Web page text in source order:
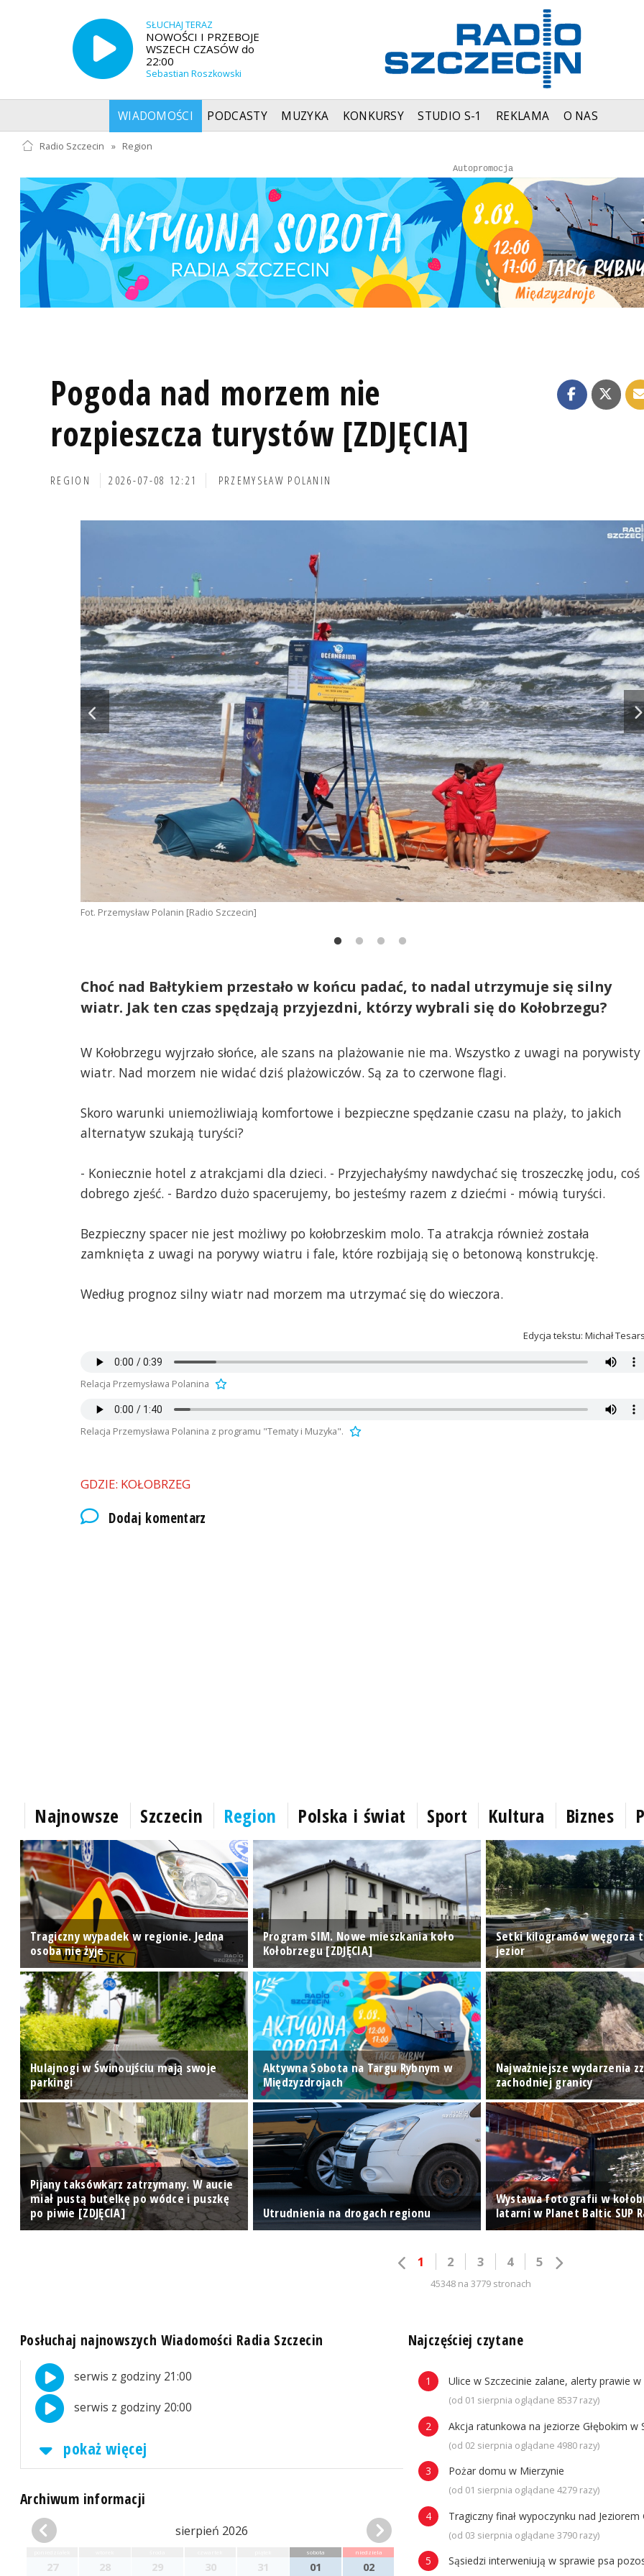
SŁUCHAJ TERAZ
NOWOŚCI I PRZEBOJE
WSZECH CZASÓW do
22:00
Sebastian Roszkowski
WIADOMOŚCI PODCASTY MUZYKA KONKURSY STUDIO S-1 REKLAMA O NAS
Radio Szczecin » Region
Autopromocja
Autopromocja
Reklama
Pogoda nad morzem nie
rozpieszcza turystów [ZDJĘCIA]
REGION 2026-07-08 12:21 PRZEMYSŁAW POLANIN
Fot. Przemysław Polanin [Radio Szczecin]
Choć nad Bałtykiem przestało w końcu padać, to nadal utrzymuje się silny
wiatr. Jak ten czas spędzają przyjezdni, którzy wybrali się do Kołobrzegu?
W Kołobrzegu wyjrzało słońce, ale szans na plażowanie nie ma. Wszystko z uwagi na porywisty
wiatr. Nad morzem nie widać dziś plażowiczów. Są za to czerwone flagi.
Skoro warunki uniemożliwiają komfortowe i bezpieczne spędzanie czasu na plaży, to jakich
alternatyw szukają turyści?
- Koniecznie hotel z atrakcjami dla dzieci. - Przyjechałyśmy nawdychać się troszeczkę jodu, coś
dobrego zjeść. - Bardzo dużo spacerujemy, bo jesteśmy razem z dziećmi - mówią turyści.
Bezpieczny spacer nie jest możliwy po kołobrzeskim molo. Ta atrakcja również została
zamknięta z uwagi na porywy wiatru i fale, które rozbijają się o betonową konstrukcję.
Według prognoz silny wiatr nad morzem ma utrzymać się do wieczora.
Edycja tekstu: Michał
Relacja Przemysława Polanina
Relacja Przemysława Polanina z programu "Tematy i Muzyka".
GDZIE: KOŁOBRZEG
Dodaj komentarz
Najnowsze Szczecin Region Polska i świat Sport Kultura Biznes
Tragiczny wypadek w regionie. Jedna
osoba nie żyje
Program SIM. Nowe mieszkania koło
Kołobrzegu [ZDJĘCIA]
Setki kilogramów węgorza
jezior
Hulajnogi w Świnoujściu mają swoje
parkingi
Aktywna Sobota na Targu Rybnym w
Międzyzdrojach
Najważniejsze wydarzenia
zachodniej granicy
Pijany taksówkarz zatrzymany. W aucie
miał pustą butelkę po wódce i puszkę
po piwie [ZDJĘCIA]
Utrudnienia na drogach regionu
Wystawa fotografii w
latarni w Planet Baltic SUP
1 2 3 4 5
45348 na 3779 stronach
Posłuchaj najnowszych Wiadomości Radia Szczecin
serwis z godziny 21:00
serwis z godziny 20:00
pokaż więcej
Archiwum informacji
sierpień 2026
27 28 29 30 31
sobota
01
niedziela
02
Najczęściej czytane
Ulice w Szczecinie zalane, alerty prawie w
(od 01 sierpnia oglądane 8537 razy)
Akcja ratunkowa na jeziorze Głębokim w
(od 02 sierpnia oglądane 4980 razy)
Pożar domu w Mierzynie
(od 01 sierpnia oglądane 4279 razy)
Tragiczny finał wypoczynku nad Jeziorem
(od 03 sierpnia oglądane 3790 razy)
Sąsiedzi interweniują w sprawie psa